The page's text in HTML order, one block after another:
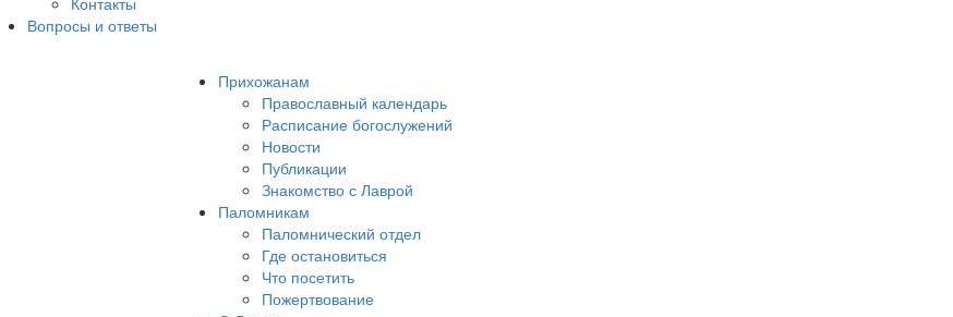
Вопросы и ответы
Прихожанам
Православный календарь
Расписание богослужений
Новости
Публикации
Знакомство с Лаврой
Паломникам
Паломнический отдел
Где остановиться
Что посетить
Пожертвование